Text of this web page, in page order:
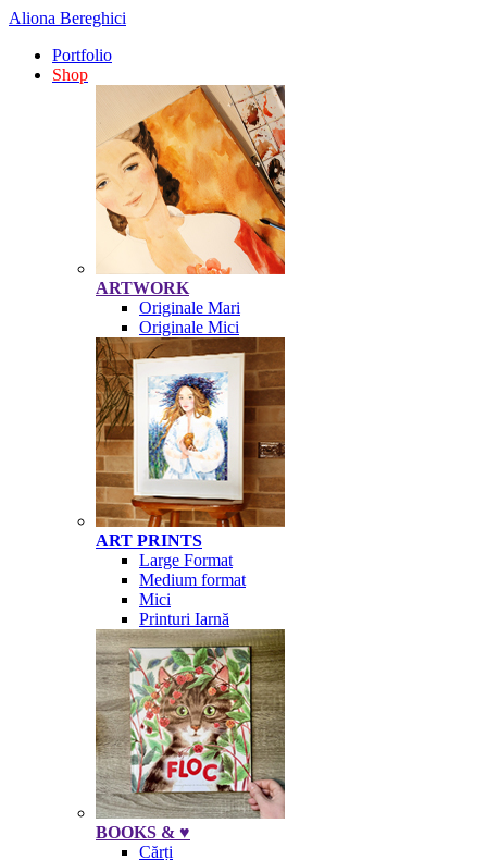
Aliona Bereghici
Portfolio
Shop
ARTWORK
Originale Mari
Originale Mici
ART PRINTS
Large Format
Medium format
Mici
Printuri Iarnă
BOOKS & ♥
Cărți